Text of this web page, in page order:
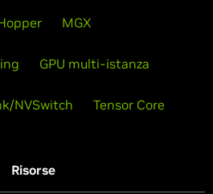
MGX
GPU multi-istanza
NVSwitch Tensor Core
Risorse